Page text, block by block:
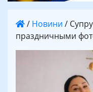
/ Новини /
праздничными